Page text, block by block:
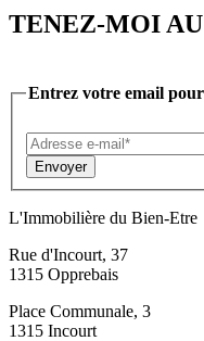
TENEZ-MOI
Entrez votre email
Envoyer
L'Immobilière du Bien-Etre
Rue d'Incourt, 37
1315 Opprebais
Place Communale, 3
1315 Incourt